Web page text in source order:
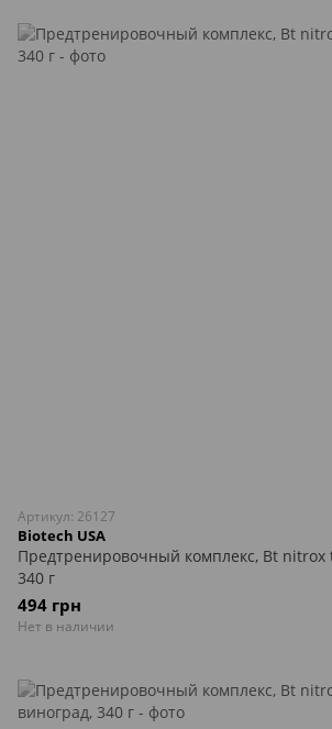
Артикул: 26127
Biotech USA
Предтренировочный комплекс, Bt nitrox
340 г
494 грн
Нет в наличии